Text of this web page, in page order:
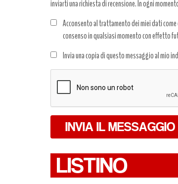
inviarti una richiesta di recensione. In ogni
Acconsento al trattamento dei miei dati
consenso in qualsiasi momento con effetto
dati
*
Invia una copia di questo messaggio al mio
INVIA IL MESSAGGIO
LISTINO